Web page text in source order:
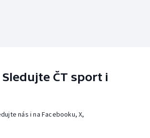
ČT sport i
nás i na Facebooku, X,